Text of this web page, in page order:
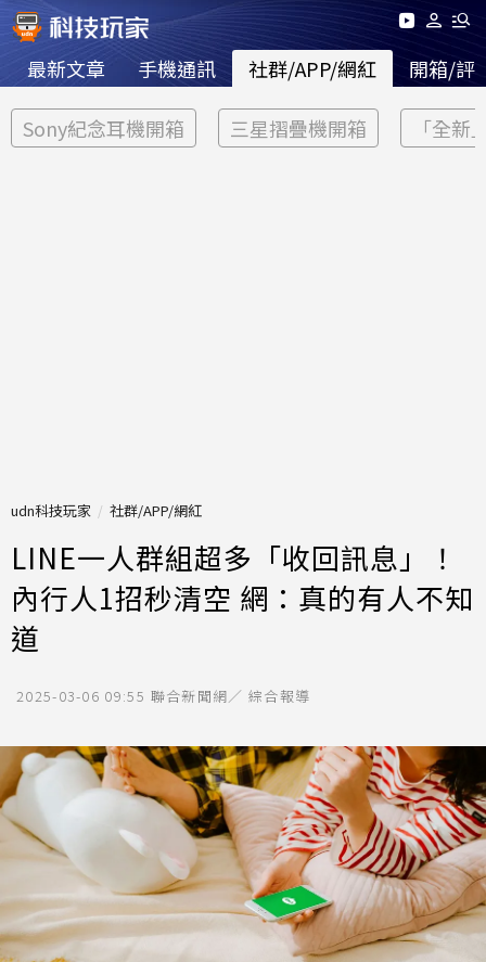
最新文章 手機通訊 社群/APP/網紅 開箱/評
Sony紀念耳機開箱 三星摺疊機開箱 「全新
udn科技玩家 社群/APP/網紅
LINE一人群組超多「收回訊息」！
內行人1招秒清空 網：真的有人不知
道
2025-03-06 09:55 聯合新聞網／ 綜合報導